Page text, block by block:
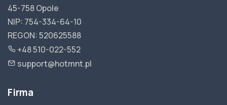
45-758 Opole
NIP: 754-334-64-10
REGON: 520625588
+48 510-022-552
support@hotmnt.pl
Firma